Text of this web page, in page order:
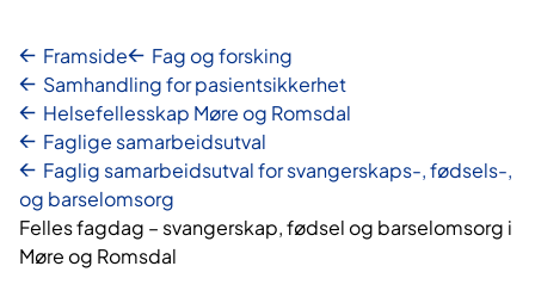
Framside
Fag og forsking
Samhandling for pasientsikkerhet
Helsefellesskap Møre og Romsdal
Faglige samarbeidsutval
Faglig samarbeidsutval for svangerskaps-, fødsels-,
og barselomsorg
Felles fagdag – svangerskap, fødsel og barselomsorg i
Møre og Romsdal